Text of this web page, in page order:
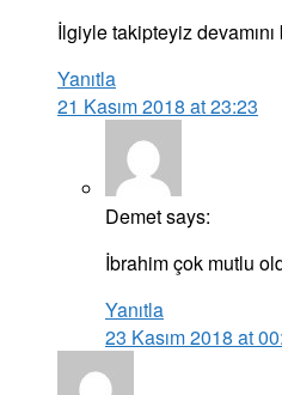
İlgiyle takipteyiz
Yanıtla
21 Kasım 2018 at 23:23
Demetsays:
İbrahim çok mutlu
Yanıtla
23 Kasım 2018 at